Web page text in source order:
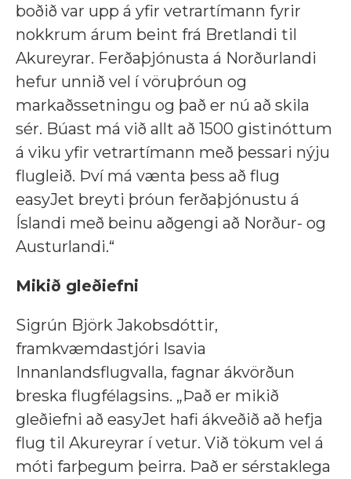
boðið var upp á yfir vetrartímann fyrir
nokkrum árum beint frá Bretlandi til
Akureyrar. Ferðaþjónusta á Norðurlandi
hefur unnið vel í vöruþróun og
markaðssetningu og það er nú að skila
sér. Búast má við allt að 1500 gistinóttum
á viku yfir vetrartímann með þessari nýju
flugleið. Því má vænta þess að flug
easyJet breyti þróun ferðaþjónustu á
Íslandi með beinu aðgengi að Norður- og
Austurlandi.“
Mikið gleðiefni
Sigrún Björk Jakobsdóttir,
framkvæmdastjóri Isavia
Innanlandsflugvalla, fagnar ákvörðun
breska flugfélagsins. „Það er mikið
gleðiefni að easyJet hafi ákveðið að hefja
flug til Akureyrar í vetur. Við tökum vel á
móti farþegum þeirra. Það er sérstaklega